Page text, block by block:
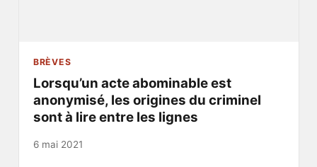
BRÈVES
Lorsqu’un acte abominable est
anonymisé, les origines du criminel
sont à lire entre les lignes
6 mai 2021